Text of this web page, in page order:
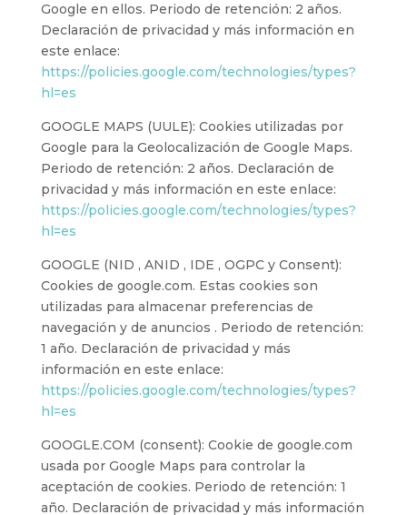
Google en ellos. Periodo de retención: 2 años.
Declaración de privacidad y más información en
este enlace:
https://policies.google.com/technologies/types?
hl=es
GOOGLE MAPS (UULE): Cookies utilizadas por
Google para la Geolocalización de Google Maps.
Periodo de retención: 2 años. Declaración de
privacidad y más información en este enlace:
https://policies.google.com/technologies/types?
hl=es
GOOGLE (NID , ANID , IDE , OGPC y Consent):
Cookies de google.com. Estas cookies son
utilizadas para almacenar preferencias de
navegación y de anuncios . Periodo de retención:
1 año. Declaración de privacidad y más
información en este enlace:
https://policies.google.com/technologies/types?
hl=es
GOOGLE.COM (consent): Cookie de google.com
usada por Google Maps para controlar la
aceptación de cookies. Periodo de retención: 1
año. Declaración de privacidad y más información